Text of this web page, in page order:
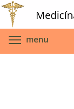
Skip
main
contentmenu